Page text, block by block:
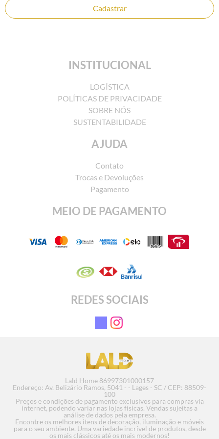
Cadastrar
INSTITUCIONAL
LOGÍSTICA
POLÍTICAS DE PRIVACIDADE
SOBRE NÓS
SUSTENTABILIDADE
AJUDA
Contato
Trocas e Devoluções
Pagamento
MEIO DE PAGAMENTO
REDES SOCIAIS
Lald Home 86997301000157
Endereço: Av. Belizário Ramos, 5041 - - Lages - SC / CEP: 88509-
100
Preços e condições de pagamento exclusivos para compras via
internet, podendo variar nas lojas físicas. Vendas sujeitas a
análise de dados pela empresa.
Encontre os melhores itens de decoração, iluminação e móveis
para o seu ambiente. Uma variedade incrível de produtos, desde
os mais clássicos até os mais modernos!